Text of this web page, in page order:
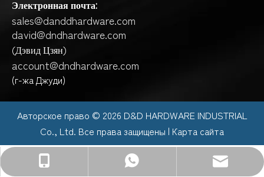
Электронная почта:
sales@danddhardware.com
david@dndhardware.com
(Дэвид Цзян)
account@dndhardware.com
(г-жа Джуди)
+86-13929037292
+86-13929037292
sales@danddhardware.com
Авторское право ©️ 2026 D&D HARDWARE INDUSTRIAL
Co., Ltd. Все права защищены | Карта сайта